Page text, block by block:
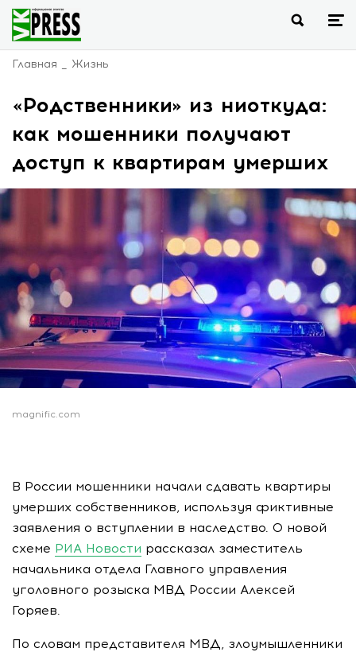
Главная Жизнь
«Родственники» из ниоткуда:
как мошенники получают
доступ к квартирам умерших
magnific.com
В России мошенники начали сдавать квартиры
умерших собственников, используя фиктивные
заявления о вступлении в наследство. О новой
схеме РИА Новости рассказал заместитель
начальника отдела Главного управления
уголовного розыска МВД России Алексей
Горяев.
По словам представителя МВД, злоумышленники